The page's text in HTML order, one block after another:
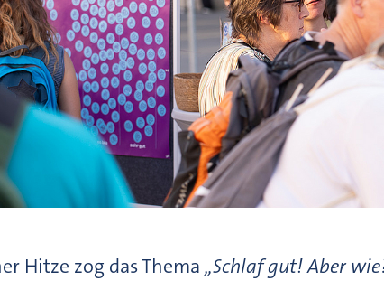
Hitze zog das Thema „Schlaf gut! Aber